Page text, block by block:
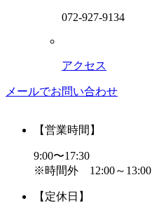
072-927-9134
アクセス
メールでお問い合わせ
【営業時間】
9:00〜17:30
※時間外 12:00～13:00
【定休日】